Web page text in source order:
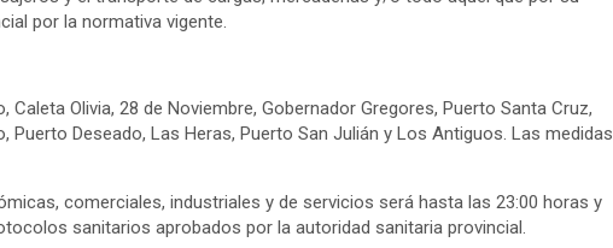
por la normativa vigente.
Olivia, 28 de Noviembre, Gobernador Gregores, Puerto Santa Cruz,
Puerto Deseado, Las Heras, Puerto San Julián y Los Antiguos. Las medidas
comerciales, industriales y de servicios será hasta las 23:00 horas y
sanitarios aprobados por la autoridad sanitaria provincial.